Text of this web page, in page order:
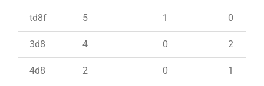
td8f 5 1 0
3d8 4 0 2
4d8 2 0 1